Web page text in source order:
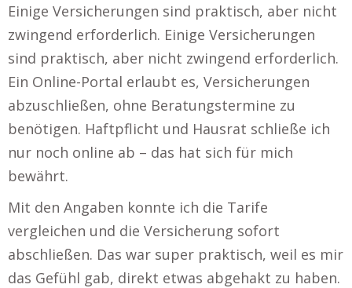
Einige Versicherungen sind praktisch, aber nicht
zwingend erforderlich. Einige Versicherungen
sind praktisch, aber nicht zwingend erforderlich.
Ein Online-Portal erlaubt es, Versicherungen
abzuschließen, ohne Beratungstermine zu
benötigen. Haftpflicht und Hausrat schließe ich
nur noch online ab – das hat sich für mich
bewährt.
Mit den Angaben konnte ich die Tarife
vergleichen und die Versicherung sofort
abschließen. Das war super praktisch, weil es mir
das Gefühl gab, direkt etwas abgehakt zu haben.